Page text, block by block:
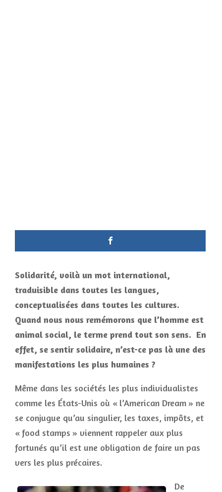
Solidarité, voilà un mot international,
traduisible dans toutes les langues,
conceptualisées dans toutes les cultures.
Quand nous nous remémorons que l’homme est
animal social, le terme prend tout son sens. En
effet, se sentir solidaire, n’est-ce pas là une des
manifestations les plus humaines ?
Même dans les sociétés les plus individualistes
comme les États-Unis où « l’American Dream » ne
se conjugue qu’au singulier, les taxes, impôts, et
« food stamps » viennent rappeler aux plus
fortunés qu’il est une obligation de faire un pas
vers les plus précaires.
De